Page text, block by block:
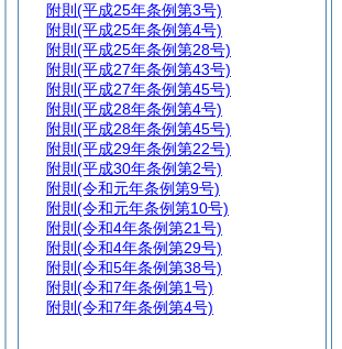
附則 (平成25年条例第3号)
附則 (平成25年条例第4号)
附則 (平成25年条例第28号)
附則 (平成27年条例第43号)
附則 (平成27年条例第45号)
附則 (平成28年条例第4号)
附則 (平成28年条例第45号)
附則 (平成29年条例第22号)
附則 (平成30年条例第2号)
附則 (令和元年条例第9号)
附則 (令和元年条例第10号)
附則 (令和4年条例第21号)
附則 (令和4年条例第29号)
附則 (令和5年条例第38号)
附則 (令和7年条例第1号)
附則 (令和7年条例第4号)